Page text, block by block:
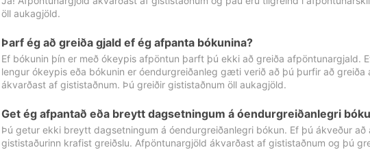
öll aukagjöld.
Þarf ég að greiða gjald ef ég afpanta bókunina?
Ef bókunin þín er með ókeypis afpöntun þarft þú ekki að greiða afpöntunargjald.
lengur ókeypis eða bókunin er óendurgreiðanleg gæti verið að þú þurfir að
ákvarðast af gististaðnum. Þú greiðir gististaðnum öll aukagjöld.
Get ég afpantað eða breytt dagsetningum á óendurgreiðanlegri
Þú getur ekki breytt dagsetningum á óendurgreiðanlegri bókun. Ef þú ákveður
gististaðurinn krafist greiðslu. Afpöntunargjöld ákvarðast af gististaðnum og þú